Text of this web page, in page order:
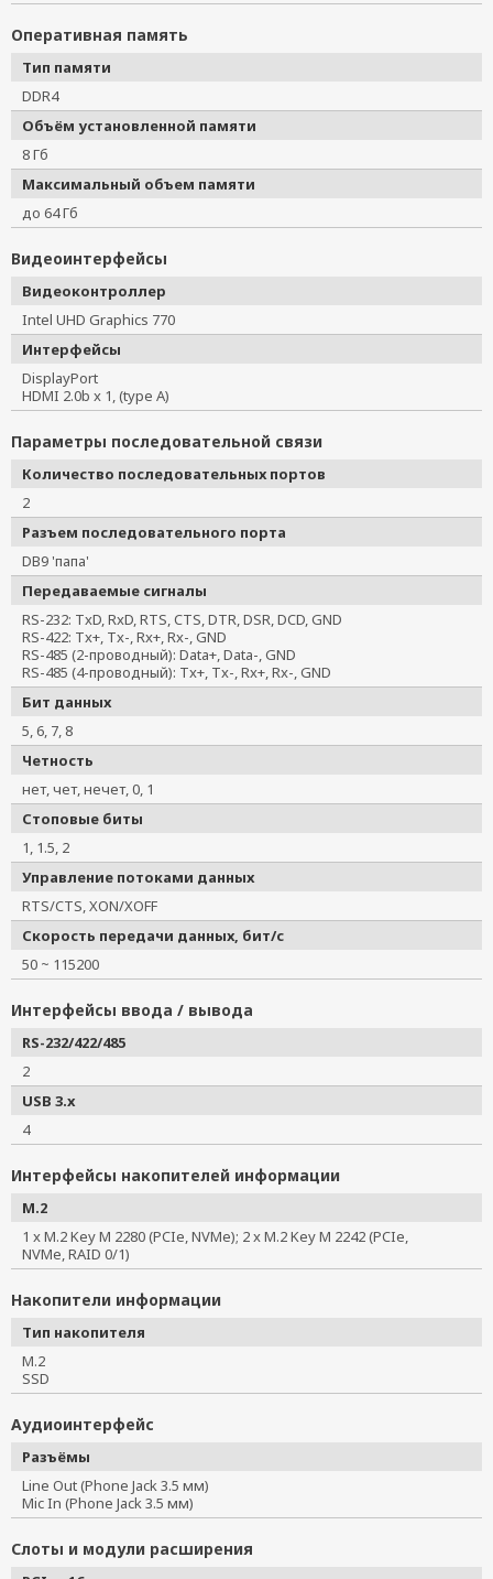
Оперативная память
Тип памяти
DDR4
Объём установленной памяти
8 Гб
Максимальный объем памяти
до 64 Гб
Видеоинтерфейсы
Видеоконтроллер
Intel UHD Graphics 770
Интерфейсы
DisplayPort
HDMI 2.0b x 1, (type A)
Параметры последовательной связи
Количество последовательных портов
2
Разъем последовательного порта
DB9 'папа'
Передаваемые сигналы
RS-232: TxD, RxD, RTS, CTS, DTR, DSR, DCD, GND
RS-422: Tx+, Tx-, Rx+, Rx-, GND
RS-485 (2-проводный): Data+, Data-, GND
RS-485 (4-проводный): Tx+, Tx-, Rx+, Rx-, GND
Бит данных
5, 6, 7, 8
Четность
нет, чет, нечет, 0, 1
Стоповые биты
1, 1.5, 2
Управление потоками данных
RTS/CTS, XON/XOFF
Скорость передачи данных, бит/с
50 ~ 115200
Интерфейсы ввода / вывода
RS-232/422/485
2
USB 3.x
4
Интерфейсы накопителей информации
M.2
1 x M.2 Key M 2280 (PCIe, NVMe); 2 x M.2 Key M 2242 (PCIe,
NVMe, RAID 0/1)
Накопители информации
Тип накопителя
M.2
SSD
Аудиоинтерфейс
Разъёмы
Line Out (Phone Jack 3.5 мм)
Mic In (Phone Jack 3.5 мм)
Слоты и модули расширения